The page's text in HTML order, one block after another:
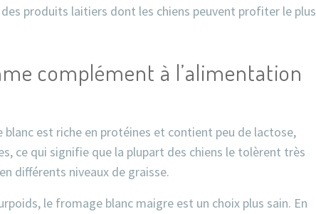
produits laitiers dont les chiens peuvent profiter le plus
complément à l’alimentation
est riche en protéines et contient peu de lactose,
ce qui signifie que la plupart des chiens le tolèrent très
différents niveaux de graisse.
le fromage blanc maigre est un choix plus sain. En